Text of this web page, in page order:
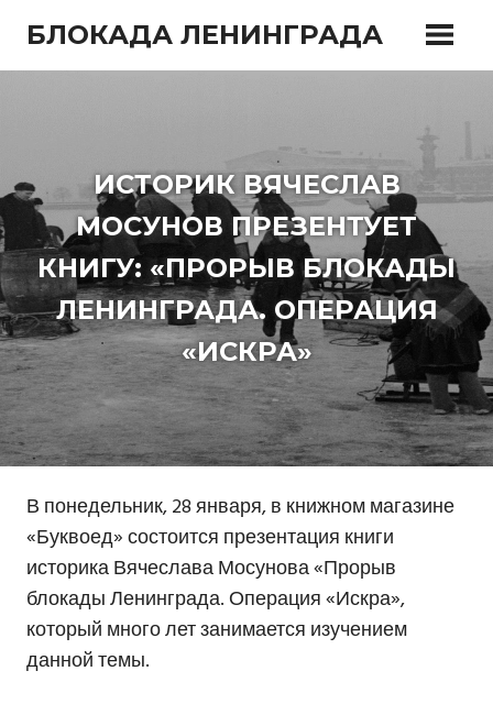
содержимому
БЛОКАДА ЛЕНИНГРАДА
ИСТОРИК ВЯЧЕСЛАВ
МОСУНОВ ПРЕЗЕНТУЕТ
КНИГУ: «ПРОРЫВ БЛОКАДЫ
ЛЕНИНГРАДА. ОПЕРАЦИЯ
«ИСКРА»
В понедельник, 28 января, в книжном магазине
«Буквоед» состоится презентация книги
историка Вячеслава Мосунова «Прорыв
блокады Ленинграда. Операция «Искра»,
который много лет занимается изучением
данной темы.